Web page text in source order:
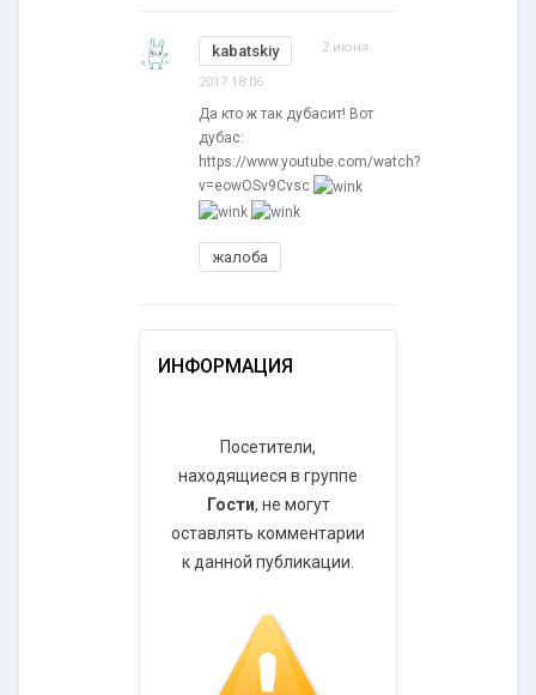
kabatskiy 2 июня
2017 18:06
Да кто ж так дубасит! Вот
дубас:
https://www.youtube.com/watch?
v=eowOSv9Cvsc
жалоба
ИНФОРМАЦИЯ
Посетители,
находящиеся в группе
Гости, не могут
оставлять комментарии
к данной публикации.